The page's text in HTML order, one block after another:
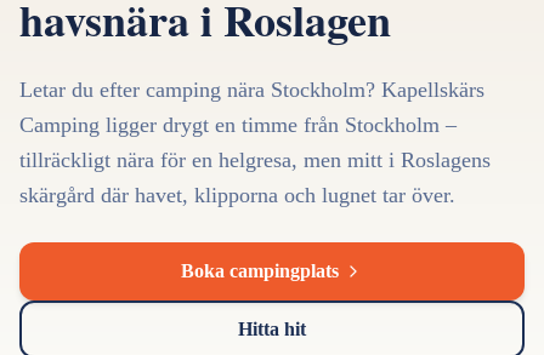
Aktiviteter & Evenemang
Båtplatser
Om oss
havsnära i Roslagen
Letar du efter camping nära Stockholm? Kapellskärs
Camping ligger drygt en timme från Stockholm –
tillräckligt nära för en helgresa, men mitt i Roslagens
skärgård där havet, klipporna och lugnet tar över.
Boka campingplats
Hitta hit